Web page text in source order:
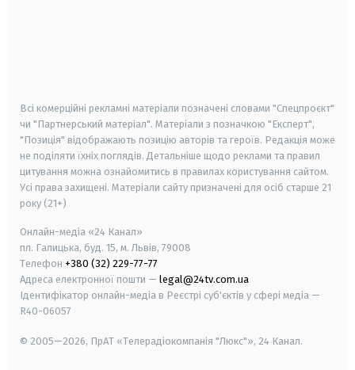
Всі комерційні рекламні матеріали позначені словами "Спецпроєкт"
чи "Партнерський матеріал". Матеріали з позначкою "Експерт",
"Позиція" відображають позицію авторів та героїв. Редакція може
не поділяти їхніх поглядів. Детальніше щодо реклами та правил
цитування можна ознайомитись в правилах користування сайтом.
Усі права захищені. Матеріали сайту призначені для осіб старше 21
року (21+)
Онлайн-медіа «24 Канал»
пл. Галицька, буд. 15, м. Львів, 79008
Телефон +380 (32) 229-77-77
Адреса електронної пошти — legal@24tv.com.ua
Ідентифікатор онлайн-медіа в Реєстрі суб'єктів у сфері медіа —
R40-06057
© 2005—2026, ПрАТ «Телерадіокомпанія "Люкс"», 24 Канал.